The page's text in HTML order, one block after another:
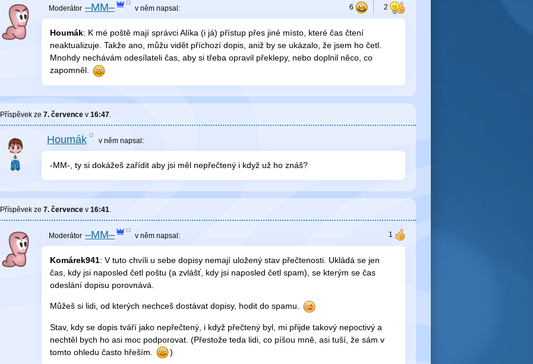
–MM– v něm napsal:
Houmák: K mé poště mají správci Alíka (i já) přístup přes jiné místo, které čas čtení
neaktualizuje. Takže ano, můžu vidět příchozí dopis, aniž by se ukázalo, že jsem ho četl.
Mnohdy nechávám odesílateli čas, aby si třeba opravil překlepy, nebo doplnil něco, co
zapomněl.
Příspěvek ze 7. července v 16:47
Houmák v němnapsal:
-MM-, ty si dokážeš zařídit aby jsi měl nepřečtený i když už ho znáš?
Příspěvek ze 7. července v 16:41
–MM– v něm napsal:
Komárek941: V tuto chvíli u sebe dopisy nemají uložený stav přečtenosti. Ukládá se jen
čas, kdy jsi naposled četl poštu (a zvlášť, kdy jsi naposled četl spam), se kterým se čas
odeslání dopisu porovnává.
Můžeš si lidi, od kterých nechceš dostávat dopisy, hodit do spamu.
Stav, kdy se dopis tváří jako nepřečtený, i když přečtený byl, mi přijde takový nepoctivý a
nechtěl bych ho asi moc podporovat. (Přestože teda lidi, co píšou mně, asi tuší, že sám v
tomto ohledu často hřeším.
)